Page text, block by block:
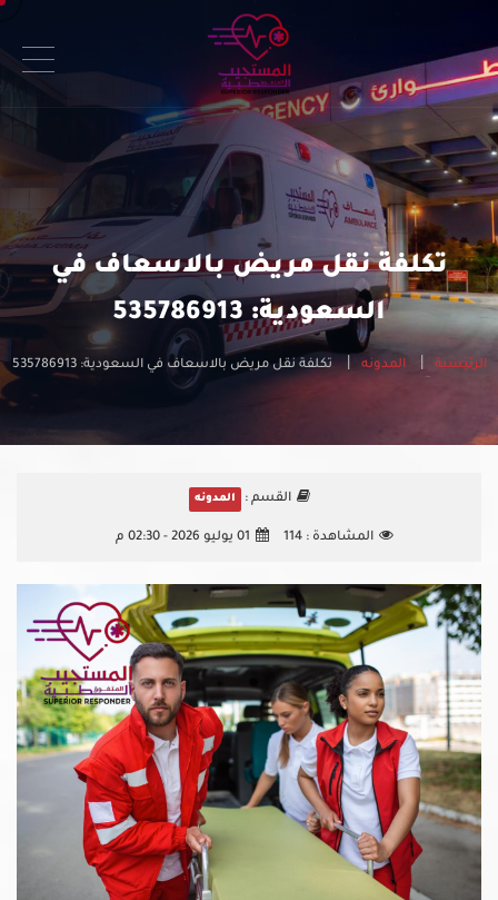
تكلفة نقل مريض بالاسعاف في
السعودية: 535786913
الرئيسية المدونه تكلفة نقل مريض بالاسعاف في السعودية: 535786913
القسم : المدونه
المشاهدة : 114 01 يوليو 2026 - 02:30 م